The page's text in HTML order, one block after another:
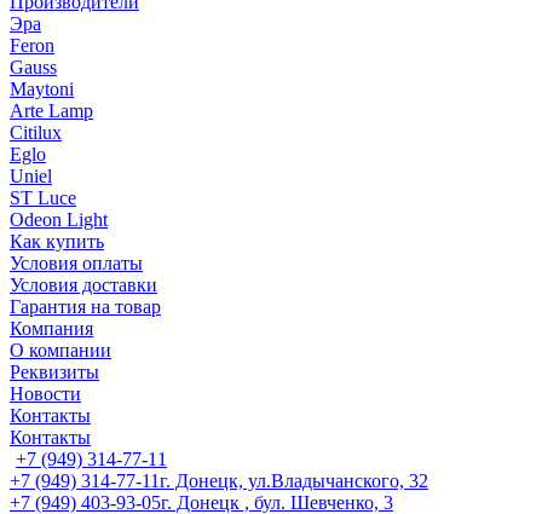
Эра
Feron
Gauss
Maytoni
Arte Lamp
Citilux
Eglo
Uniel
ST Luce
Odeon Light
Как купить
Условия оплаты
Условия доставки
Гарантия на товар
Компания
О компании
Реквизиты
Новости
Контакты
Контакты
+7 (949) 314-77-11
+7 (949) 314-77-11г. Донецк, ул.Владычанского, 32
+7 (949) 403-93-05г. Донецк , бул. Шевченко, 3